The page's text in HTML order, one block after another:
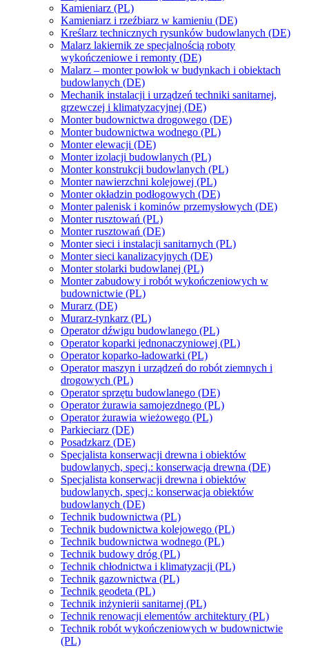
Kamieniarz (PL)
Kamieniarz i rzeźbiarz w kamieniu (DE)
Kreślarz technicznych rysunków budowlanych (DE)
Malarz lakiernik ze specjalnością roboty
wykończeniowe i remonty (DE)
Malarz – monter powłok w budynkach i obiektach
budowlanych (DE)
Mechanik instalacji i urządzeń techniki sanitarnej,
grzewczej i klimatyzacyjnej (DE)
Monter budownictwa drogowego (DE)
Monter budownictwa wodnego (PL)
Monter elewacji (DE)
Monter izolacji budowlanych (PL)
Monter konstrukcji budowlanych (PL)
Monter nawierzchni kolejowej (PL)
Monter okładzin podłogowych (DE)
Monter palenisk i kominów przemysłowych (DE)
Monter rusztowań (PL)
Monter rusztowań (DE)
Monter sieci i instalacji sanitarnych (PL)
Monter sieci kanalizacyjnych (DE)
Monter stolarki budowlanej (PL)
Monter zabudowy i robót wykończeniowych w
budownictwie (PL)
Murarz (DE)
Murarz-tynkarz (PL)
Operator dźwigu budowlanego (PL)
Operator koparki jednonaczyniowej (PL)
Operator koparko-ładowarki (PL)
Operator maszyn i urządzeń do robót ziemnych i
drogowych (PL)
Operator sprzętu budowlanego (DE)
Operator żurawia samojezdnego (PL)
Operator żurawia wieżowego (PL)
Parkieciarz (DE)
Posadzkarz (DE)
Specjalista konserwacji drewna i obiektów
budowlanych, specj.: konserwacja drewna (DE)
Specjalista konserwacji drewna i obiektów
budowlanych, specj.: konserwacja obiektów
budowlanych (DE)
Technik budownictwa (PL)
Technik budownictwa kolejowego (PL)
Technik budownictwa wodnego (PL)
Technik budowy dróg (PL)
Technik chłodnictwa i klimatyzacji (PL)
Technik gazownictwa (PL)
Technik geodeta (PL)
Technik inżynierii sanitarnej (PL)
Technik renowacji elementów architektury (PL)
Technik robót wykończeniowych w budownictwie
(PL)